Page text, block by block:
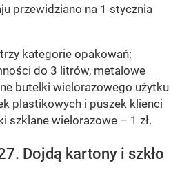
przewidziano na 1 stycznia
kategorie opakowań:
do 3 litrów, metalowe
butelki wielorazowego użytku
plastikowych i puszek klienci
szklane wielorazowe – 1 zł.
Dojdą kartony i szkło